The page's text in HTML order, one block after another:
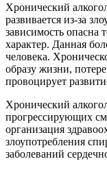
Хронический
развивается из-за
зависимость опасна
характер. Данная
человека.
образу жизни,
провоцирует
Хронический
прогрессирующих
организация
злоупотребления
заболеваний